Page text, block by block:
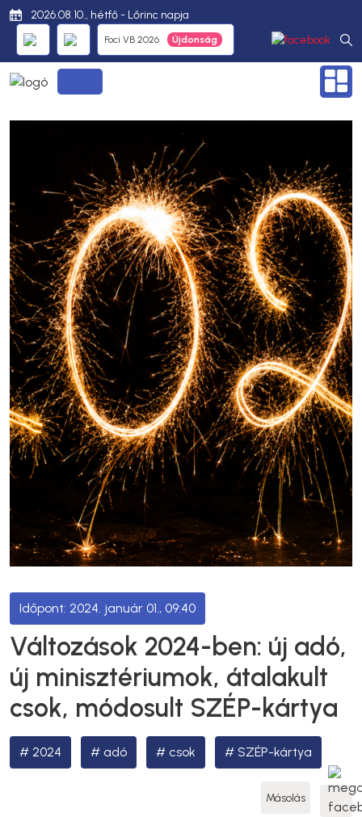
2026.08.10., hétfő - Lőrinc napja
Foci VB 2026
2024. január 01., 09:40
Változások 2024-ben: új adó,
új minisztériumok, átalakult
csok, módosult SZÉP-kártya
2024 adó csok SZÉP-kártya
Másolás